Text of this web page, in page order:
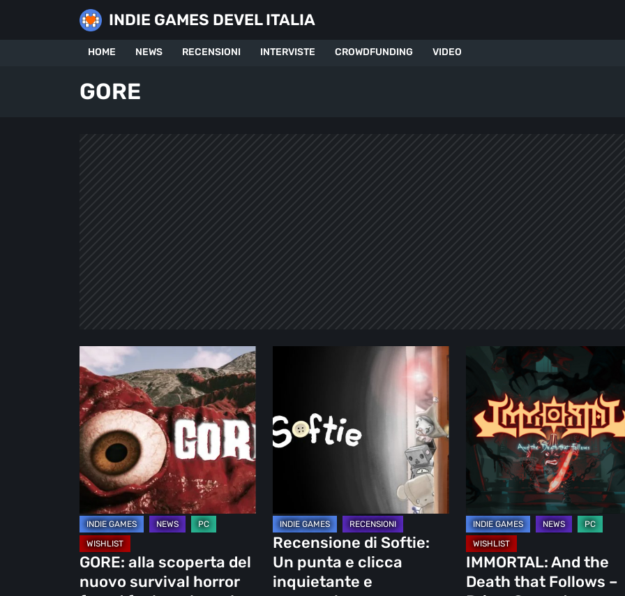
INDIE GAMES DEVEL ITALIA
HOME NEWS RECENSIONI INTERVISTE CROWDFUNDING VIDEO
GORE
alla
scoperta
del
nuovo
survival
horror
found
footage
targato
Cosmic
Arcade
GORE: alla scoperta del
nuovo survival horror
Un
punta
e
e
personale
Recensione di Softie:
Un punta e clicca
inquietante e
IMMORTAL:
Death
that
Follows
Primo
Sguardo
IMMORTAL: And the
Death that Follows –